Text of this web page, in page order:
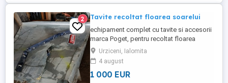
2 Tavite recoltat floarea soarelui
echipament complet cu tavite si accesorii
marca Poget, pentru recoltat floarea
soarelui, perfecta stare,recent adus, parc
utilaje agricole Urziceni Ialomita, 1000
euro
Urziceni, Ialomita
4 august
1 000 EUR